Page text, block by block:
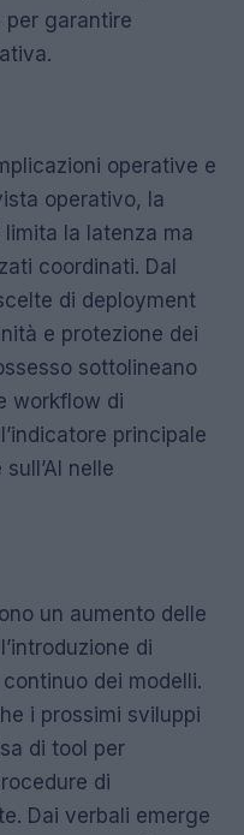
garantire
operative e
operativo, la
la latenza ma
coordinati. Dal
di deployment
e protezione dei
sottolineano
workflow di
principale
nelle
un aumento delle
di
dei modelli.
i prossimi sviluppi
di tool per
di
Dai verbali emerge